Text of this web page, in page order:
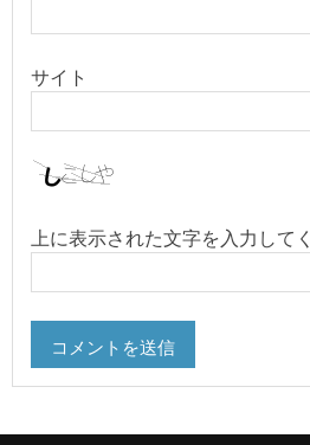
サイト
上に表示された文字を入力して